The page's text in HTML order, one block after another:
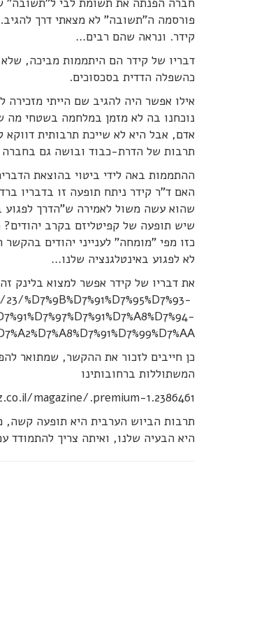
פורסמה ה"תשובה" לא מצאתי דרך
קידר. ונראה שהם רבים…
דבריו של קידר הם היתממות מביכה,
כהשפלה הדדית בסכסוכים.
אילו אפשר היה להגיב שם הייתי
נוכחנו בה לא מזמן במלחמה בשטחי מה
אדם, אבל היא לא שייכת תרבותית
תרבות של הדרת-כבוד ובושה גם בחברה
ההתממות באה לידי ביטוי בהוצאת
האם ד"ר קידר ניתח תופעה זו בדבריו
שהוא עשה משול לאמירה ש"הדרך לפגוע
שיש תופעה של קפיטליזם בקרב יהודים?
כזו מפי "מומחה" לענייני יהודים
לא לפגוע באינטלגנציה שלנו…
את דבריו של קידר אפשר למצוא בלינק
כן חייבים לזכור את ההקשר, שמתואר
המשתוללות ברחובותינו
magazine/.premium-1.2386461
תרבות הביוש הערבית היא תופעה קשה,
היא הבעיה שלנו, ואיתה צריך להתמודד